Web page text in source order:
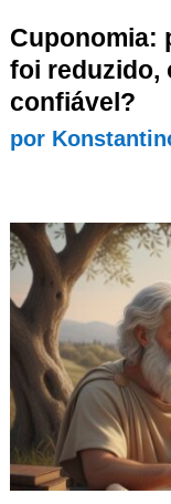
Cuponomia:
foi reduzido,
confiável?
por